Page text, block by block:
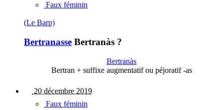
Faux féminin
(Le Barp)
Bertranasse Bertranàs ?
Bertranàs
Bertran + suffixe augmentatif ou péjoratif -as
20 décembre 2019
Faux féminin